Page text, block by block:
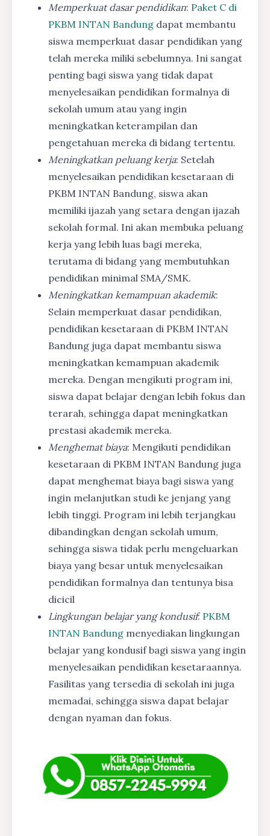
Memperkuat dasar pendidikan: Paket C di
PKBM INTAN Bandung dapat membantu
siswa memperkuat dasar pendidikan yang
telah mereka miliki sebelumnya. Ini sangat
penting bagi siswa yang tidak dapat
menyelesaikan pendidikan formalnya di
sekolah umum atau yang ingin
meningkatkan keterampilan dan
pengetahuan mereka di bidang tertentu.
Meningkatkan peluang kerja: Setelah
menyelesaikan pendidikan kesetaraan di
PKBM INTAN Bandung, siswa akan
memiliki ijazah yang setara dengan ijazah
sekolah formal. Ini akan membuka peluang
kerja yang lebih luas bagi mereka,
terutama di bidang yang membutuhkan
pendidikan minimal SMA/SMK.
Meningkatkan kemampuan akademik:
Selain memperkuat dasar pendidikan,
pendidikan kesetaraan di PKBM INTAN
Bandung juga dapat membantu siswa
meningkatkan kemampuan akademik
mereka. Dengan mengikuti program ini,
siswa dapat belajar dengan lebih fokus dan
terarah, sehingga dapat meningkatkan
prestasi akademik mereka.
Menghemat biaya: Mengikuti pendidikan
kesetaraan di PKBM INTAN Bandung juga
dapat menghemat biaya bagi siswa yang
ingin melanjutkan studi ke jenjang yang
lebih tinggi. Program ini lebih terjangkau
dibandingkan dengan sekolah umum,
sehingga siswa tidak perlu mengeluarkan
biaya yang besar untuk menyelesaikan
pendidikan formalnya dan tentunya bisa
dicicil
Lingkungan belajar yang kondusif: PKBM
INTAN Bandung menyediakan lingkungan
belajar yang kondusif bagi siswa yang ingin
menyelesaikan pendidikan kesetaraannya.
Fasilitas yang tersedia di sekolah ini juga
memadai, sehingga siswa dapat belajar
dengan nyaman dan fokus.